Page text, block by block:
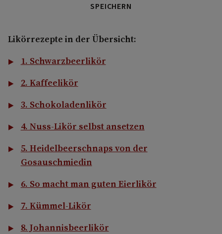
SPEICHERN
Likörrezepte in der Übersicht:
1. Schwarzbeerlikör
2. Kaffeelikör
3. Schokoladenlikör
4. Nuss-Likör selbst ansetzen
5. Heidelbeerschnaps von der
Gosauschmiedin
6. So macht man guten Eierlikör
7. Kümmel-Likör
8. Johannisbeerlikör